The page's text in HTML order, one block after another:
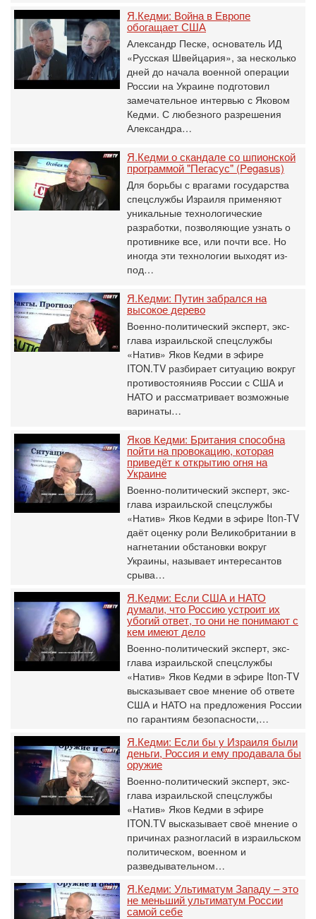
Я.Кедми: Война в Европе
обогащает США
Александр Песке, основатель ИД
«Русская Швейцария», за несколько
дней до начала военной операции
России на Украине подготовил
замечательное интервью с Яковом
Кедми. С любезного разрешения
Александра…
Я.Кедми о скандале со шпионской
программой "Пегасус" (Pegasus)
Для борьбы с врагами государства
спецслужбы Израиля применяют
уникальные технологические
разработки, позволяющие узнать о
противнике все, или почти все. Но
иногда эти технологии выходят из-
под…
Я.Кедми: Путин забрался на
высокое дерево
Военно-политический эксперт, экс-
глава израильской спецслужбы
«Натив» Яков Кедми в эфире
ITON.TV разбирает ситуацию вокруг
противостоянияв России с США и
НАТО и рассматривает возможные
варинаты…
Яков Кедми: Британия способна
пойти на провокацию, которая
приведёт к открытию огня на
Украине
Военно-политический эксперт, экс-
глава израильской спецслужбы
«Натив» Яков Кедми в эфире Iton-TV
даёт оценку роли Великобритании в
нагнетании обстановки вокруг
Украины, называет интересантов
срыва…
Я.Кедми: Если США и НАТО
думали, что Россию устроит их
убогий ответ, то они не понимают с
кем имеют дело
Военно-политический эксперт, экс-
глава израильской спецслужбы
«Натив» Яков Кедми в эфире Iton-TV
высказывает свое мнение об ответе
США и НАТО на предложения России
по гарантиям безопасности,…
Я.Кедми: Если бы у Израиля были
деньги, Россия и ему продавала бы
оружие
Военно-политический эксперт, экс-
глава израильской спецслужбы
«Натив» Яков Кедми в эфире
ITON.TV высказывает своё мнение о
причинах разногласий в израильском
политическом, военном и
разведывательном…
Я.Кедми: Ультиматум Западу – это
не меньший ультиматум России
самой себе